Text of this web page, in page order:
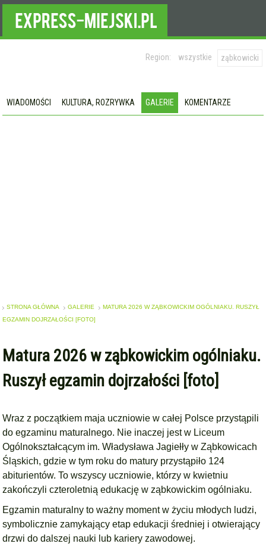
Region: wszystkie ząbkowicki
WIADOMOŚCI KULTURA, ROZRYWKA GALERIE KOMENTARZE
STRONA GŁÓWNA GALERIE
MATURA 2026 W ZĄBKOWICKIM OGÓLNIAKU. RUSZYŁ
EGZAMIN DOJRZAŁOŚCI [FOTO]
Matura 2026 w ząbkowickim ogólniaku.
Ruszył egzamin dojrzałości [foto]
Wraz z początkiem maja uczniowie w całej Polsce przystąpili
do egzaminu maturalnego. Nie inaczej jest w Liceum
Ogólnokształcącym im. Władysława Jagiełły w Ząbkowicach
Śląskich, gdzie w tym roku do matury przystąpiło 124
abiturientów. To wszyscy uczniowie, którzy w kwietniu
zakończyli czteroletnią edukację w ząbkowickim ogólniaku.
Egzamin maturalny to ważny moment w życiu młodych ludzi,
symbolicznie zamykający etap edukacji średniej i otwierający
drzwi do dalszej nauki lub kariery zawodowej.